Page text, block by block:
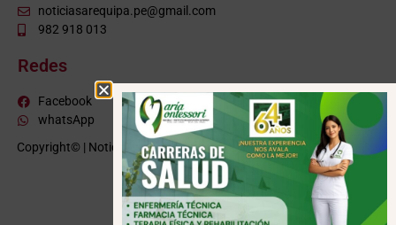
noticiasarequipa.pe@gmail.com
982 918 013
Redes
Facebook
whatsApp
Copyright© | NoticiasArequipa.pe | Grupo HBA Noticias| Todos los
derechos reservados
VISITE TAMBIÉN